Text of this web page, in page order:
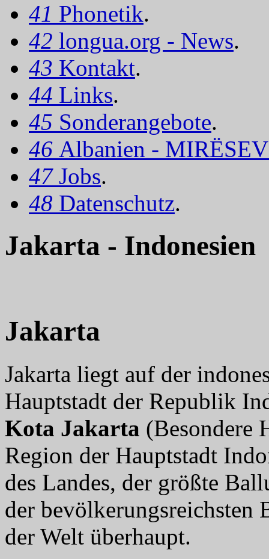
41 Phonetik.
42 longua.org - News.
43 Kontakt.
44 Links.
45 Sonderangebote.
46 Albanien -
47 Jobs.
48 Datenschutz.
Jakarta - Indonesien
Jakarta
Jakarta liegt auf der
Hauptstadt der Republik
Kota Jakarta (Besondere
Region der Hauptstadt
des Landes, der größte
der bevölkerungsreichsten
der Welt überhaupt.